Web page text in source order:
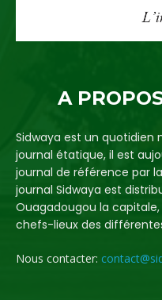
A
Sidwaya est un quotidien
journal étatique, il est
journal de référence par
journal Sidwaya est
Ouagadougou la
chefs-lieux des
Nous contacter: